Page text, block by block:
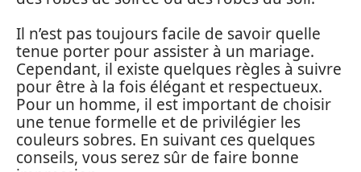
Il n’est pas toujours facile de savoir quelle
tenue porter pour assister à un mariage.
Cependant, il existe quelques règles à suivre
pour être à la fois élégant et respectueux.
Pour un homme, il est important de choisir
une tenue formelle et de privilégier les
couleurs sobres. En suivant ces quelques
conseils, vous serez sûr de faire bonne